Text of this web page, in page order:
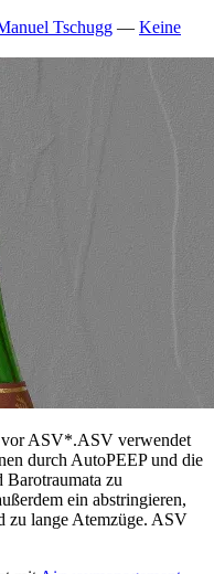
Tschugg — Keine
vor ASV*.ASV verwendet
durch AutoPEEP und die
Barotraumata zu
ein abstringieren,
zu lange Atemzüge. ASV